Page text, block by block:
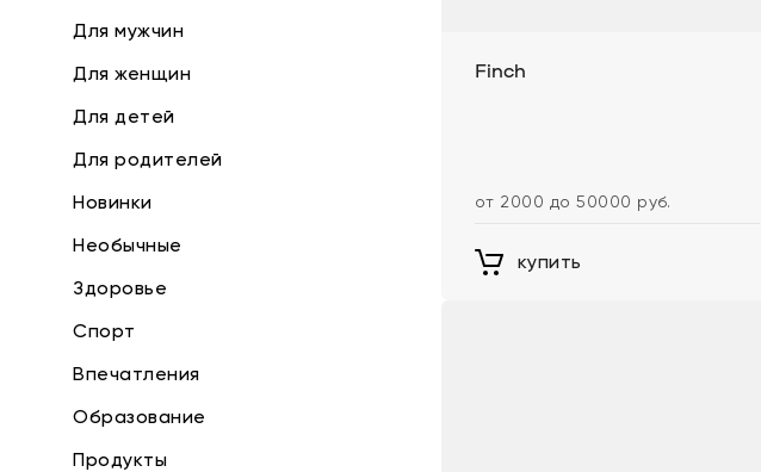
Для мужчин
Для женщин
Для детей
Для родителей
Новинки
Необычные
Здоровье
Спорт
Впечатления
Образование
Продукты
Finch
от 2000 до 50000 руб.
купить